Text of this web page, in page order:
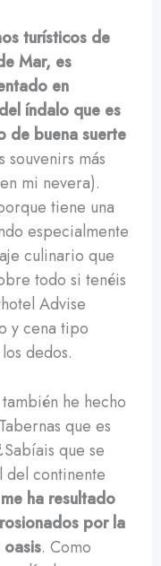
turísticos de
Mar, es
en
índalo que es
de buena suerte
más
mi nevera).
tiene una
especialmente
culinario que
todo si tenéis
Advise
y cena tipo
dedos.
he hecho
que es
que se
del continente
ha resultado
por la
. Como